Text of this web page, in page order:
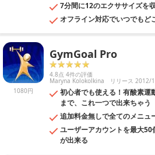
7分間に12のエクササイズを
オフライン対応でいつでもど
1080円
GymGoal Pro
4.8点 4件の評価
Maryna Kolokolkina リリース 2012/
初心者でも使える！有酸素運
まで、これ一つで出来ちゃう
追加料金無しで全てのメニュ
ユーザーアカウントを最大50
が出来る